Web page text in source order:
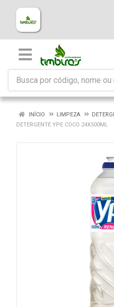
INÍCIO LIMPEZA
DETERGENTE YPE COCO 24X500ML